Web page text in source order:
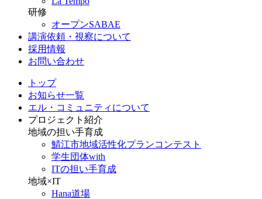
研修
オープンSABAE
講演依頼・視察について
採用情報
お問い合わせ
トップ
お知らせ一覧
エル・コミュニティについて
プロジェクト紹介
地域の担い手育成
鯖江市地域活性化プランコンテスト
学生団体with
ITの担い手育成
地域×IT
Hana道場